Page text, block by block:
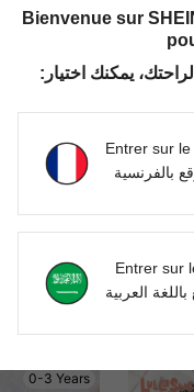
2-3Y
0-3 Years
Bienvenue sur
يمكنك اختيار:
Entrer sur
بالفرنسية
Entrer sur
العربية